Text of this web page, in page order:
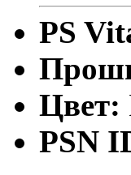
PS
Цвет:
PSN